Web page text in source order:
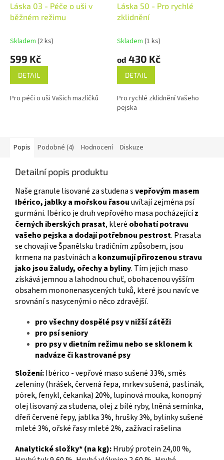
Láska 03 - Péče o uši v
běžném režimu
Skladem (2 ks)
599 Kč
DETAIL
Pro péči o uši Vašich mazlíčků
Láska 50 - Pro rychlé
zklidnění
Skladem (1 ks)
od 430 Kč
DETAIL
Pro rychlé zklidnění Vašeho
pejska
Popis Podobné (4) Hodnocení Diskuze
Detailní popis produktu
Naše granule lisované za studena svepřovým masem
Ibérico, jablky a mořskou řasouuvítají zejména psí
gurmáni. Ibérico je druh vepřového masa pocházejícíz
černých iberských prasat, které obohatí potravu
vašeho pejska a dodají potřebnou pestrost. Prasata
se chovají ve Španělsku tradičním způsobem, jsou
krmena na pastvinách a konzumují přirozenou stravu
jako jsou žaludy, ořechy a byliny. Tím jejich maso
získává jemnou a lahodnou chuť, obohacenou vyšším
obsahem mononenasycených tuků, které jsou navíc ve
srovnání s nasycenými o něco zdravější.
pro všechny dospělé psy v nižší zátěži
pro psí seniory
pro psy v dietním režimu nebo se sklonem k
nadváze či kastrované psy
Složení:Ibérico - vepřové maso sušené 33%, směs
zeleniny (hrášek, červená řepa, mrkev sušená, pastinák,
pórek, fenykl, čekanka) 20%, lupinová mouka, konopný
olej lisovaný za studena, olej z bílé ryby, lněná semínka,
dřeň červené řepy, jablka 3%, hrušky 3%, bylinky sušené
mleté 3%, ořské řasy mleté 2%, zažívací rašelina
Analytické složky* (na kg):Hrubý protein 24,00 %,